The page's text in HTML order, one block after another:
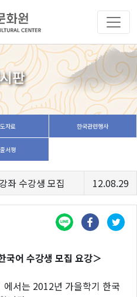
판
자료 한국관련행사
서평
좌 수강생 모집 12.08.29
국어 수강생 모집 요강＞
에서는 2012년 가을학기 한국